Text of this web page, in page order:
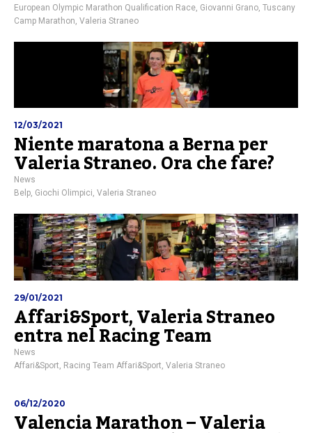
European Olympic Marathon Qualification Race Giovanni Grano Tuscany
Camp Marathon Valeria Straneo
12/03/2021
Niente maratona a Berna per
Valeria Straneo. Ora che fare?
News
Belp, Giochi Olimpici, Valeria Straneo
29/01/2021
Affari&Sport, Valeria Straneo
entra nel Racing Team
News
Affari&Sport, Racing Team Affari&Sport, Valeria Straneo
06/12/2020
Valencia Marathon – Valeria